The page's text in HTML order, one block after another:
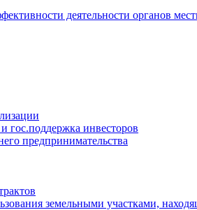
деятельности органов
гос.поддержка инвесторов
предпринимательства
земельными участками,